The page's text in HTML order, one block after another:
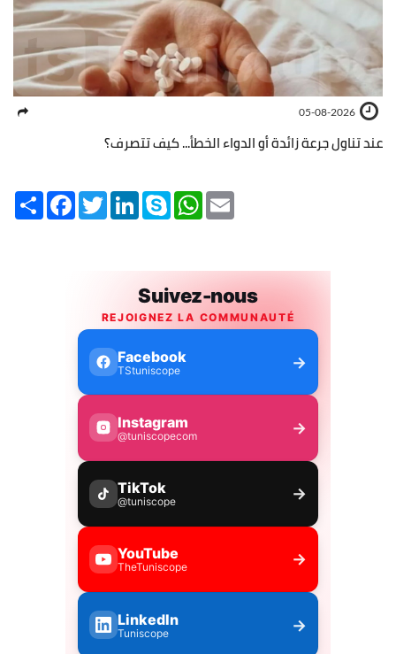
05-08-2026
عند تناول جرعة زائدة أو الدواء الخطأ... كيف تتصرف؟
Share FacebookTwitterLinkedInSkype WhatsApp